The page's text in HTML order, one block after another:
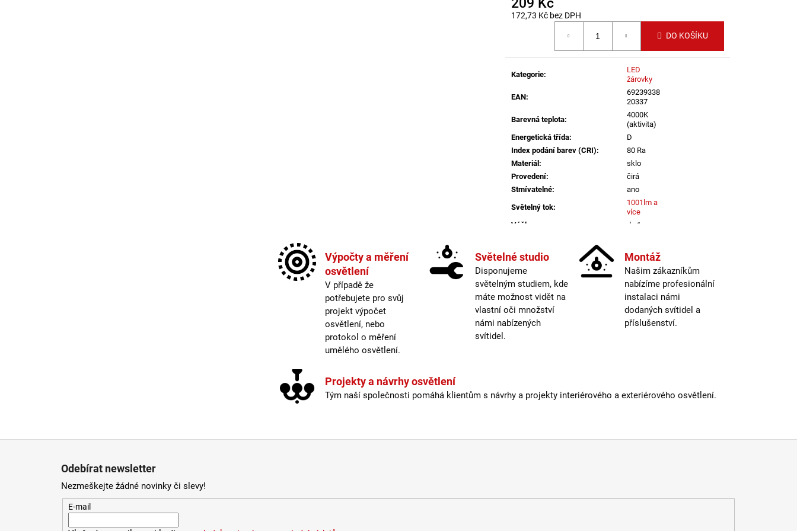
172,73 Kč bez DPH
DO KOŠÍKU
Kategorie:
LED
žárovky
EAN:
69239338
20337
Barevná teplota:
4000K
(aktivita)
Energetická třída:
D
Index podání barev (CRI):
80 Ra
Materiál:
sklo
Provedení:
čirá
Stmívatelné:
ano
Světelný tok:
1001lm a
více
Výška
do 1m
Závit:
E27
Životnost žárovky
15000
hodin
4000K
(aktivita)
Energetická třída
D
Závit:
E27
Světelný tok:
Výpočty a měření
osvětlení
V případě že
potřebujete pro svůj
projekt výpočet
osvětlení, nebo
protokol o měření
umělého osvětlení.
Světelné studio
Disponujeme
světelným studiem, kde
máte možnost vidět na
vlastní oči množství
námi nabízených
svítidel.
Montáž
Našim zákazníkům
nabízíme profesionální
instalaci námi
dodaných svítidel a
příslušenství.
Projekty a návrhy osvětlení
Tým naší společnosti pomáhá klientům s návrhy a projekty interiérového a exteriérového osvětlení.
Odebírat newsletter
Nezmeškejte žádné novinky či slevy!
E-mail